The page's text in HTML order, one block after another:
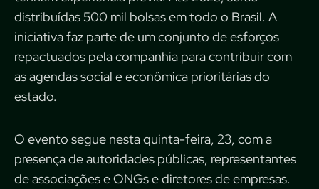
distribuídas 500 mil bolsas em todo o Brasil. A
iniciativa faz parte de um conjunto de esforços
repactuados pela companhia para contribuir com
as agendas social e econômica prioritárias do
estado.
O evento segue nesta quinta-feira, 23, com a
presença de autoridades públicas, representantes
de associações e ONGs e diretores de empresas.